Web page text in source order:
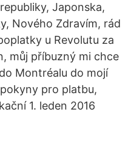
Japonska,
Nového Zdravím, rád
u Revolutu za
můj příbuzný mi chce
Montréalu do mojí
pro platbu,
1. leden 2016